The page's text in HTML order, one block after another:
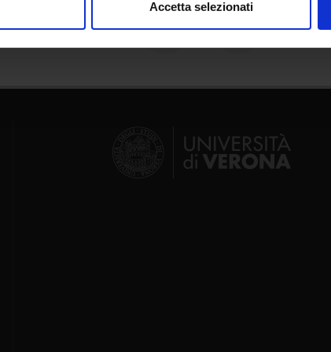
Accetta selezionati